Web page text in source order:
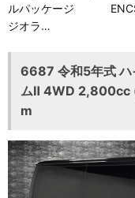
ルパッケージ
ジオラ…
6687 令和5年式 ハ
ムⅡ 4WD 2,800cc
m